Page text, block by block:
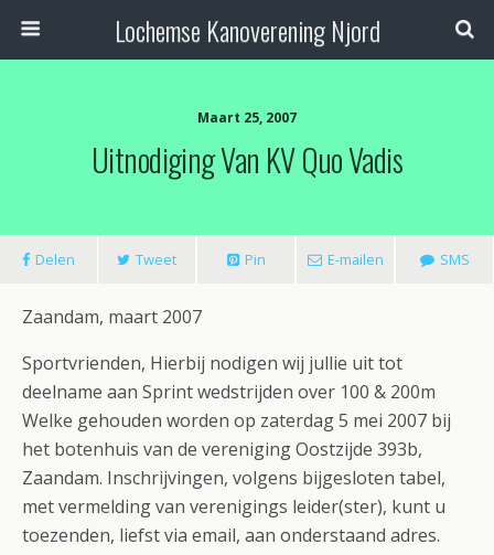
Lochemse Kanoverening Njord
Maart 25, 2007
Uitnodiging Van KV Quo Vadis
Delen Tweet Pin E-mailen SMS
Zaandam, maart 2007
Sportvrienden, Hierbij nodigen wij jullie uit tot
deelname aan Sprint wedstrijden over 100 & 200m
Welke gehouden worden op zaterdag 5 mei 2007 bij
het botenhuis van de vereniging Oostzijde 393b,
Zaandam. Inschrijvingen, volgens bijgesloten tabel,
met vermelding van verenigings leider(ster), kunt u
toezenden, liefst via email, aan onderstaand adres.